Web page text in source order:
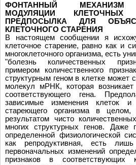
ФОНТАННЫЙ МЕХАНИЗМ
МОДУЛЯЦИИ
ПРЕДПОСЫЛКА ДЛЯ
КЛЕТОЧНОГО СТАРЕНИЯ
В настоящем сообщении я
клеточное старение, равно как и
многоклеточного организма, есть
"болезнь количественных
примером количественного
структурным геном в клетке может
молекул мРНК, которая
соответствующего гена.
зависимые изменения клеток и
стареющего организма в
результатом чисто
многих структурных генов. Даже
определенной физиологической
как репродуктивная, есть
первоначальных изменений
признаков в соответствующих